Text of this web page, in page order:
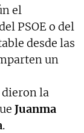
el
PSOE o del
desde las
un
dieron la
Juanma
.